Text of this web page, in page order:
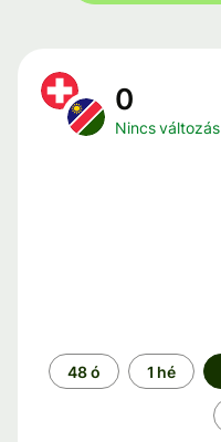
0
Nincs változás
Időszak
48 ó 1 hé